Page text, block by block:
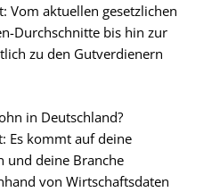
Vom aktuellen gesetzlichen
Durchschnitte bis hin zur
zu den Gutverdienern
in Deutschland?
Es kommt auf deine
und deine Branche
von Wirtschaftsdaten